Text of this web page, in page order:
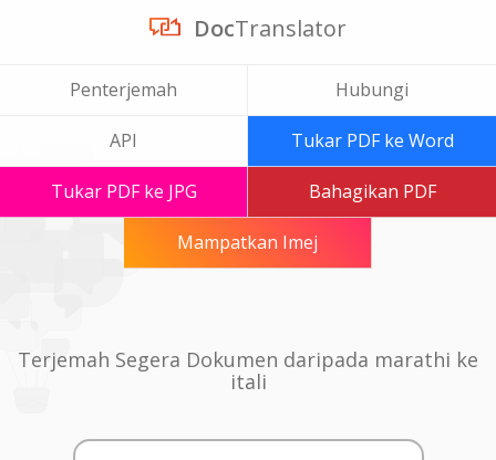
DocTranslator
Penterjemah Hubungi
API Tukar PDF ke Word
Tukar PDF ke JPG Bahagikan PDF
Mampatkan Imej
Terjemah Segera Dokumen daripada marathi ke
itali